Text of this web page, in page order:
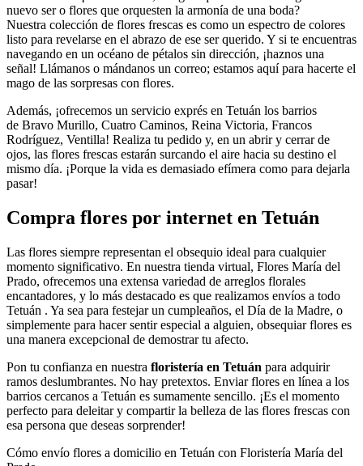
nuevo ser o flores que orquesten la armonía de una boda?
Nuestra colección de flores frescas es como un espectro de colores
listo para revelarse en el abrazo de ese ser querido. Y si te encuentras
navegando en un océano de pétalos sin dirección, ¡haznos una
señal! Llámanos o mándanos un correo; estamos aquí para hacerte el
mago de las sorpresas con flores.
Además, ¡ofrecemos un servicio exprés en Tetuán los barrios
de Bravo Murillo, Cuatro Caminos, Reina Victoria, Francos
Rodríguez, Ventilla! Realiza tu pedido y, en un abrir y cerrar de
ojos, las flores frescas estarán surcando el aire hacia su destino el
mismo día. ¡Porque la vida es demasiado efímera como para dejarla
pasar!
Compra flores por internet en Tetuán
Las flores siempre representan el obsequio ideal para cualquier
momento significativo. En nuestra tienda virtual, Flores María del
Prado, ofrecemos una extensa variedad de arreglos florales
encantadores, y lo más destacado es que realizamos envíos a todo
Tetuán . Ya sea para festejar un cumpleaños, el Día de la Madre, o
simplemente para hacer sentir especial a alguien, obsequiar flores es
una manera excepcional de demostrar tu afecto.
Pon tu confianza en nuestra floristería en Tetuán para adquirir
ramos deslumbrantes. No hay pretextos. Enviar flores en línea a los
barrios cercanos a Tetuán es sumamente sencillo. ¡Es el momento
perfecto para deleitar y compartir la belleza de las flores frescas con
esa persona que deseas sorprender!
Cómo envío flores a domicilio en Tetuán con Floristería María del